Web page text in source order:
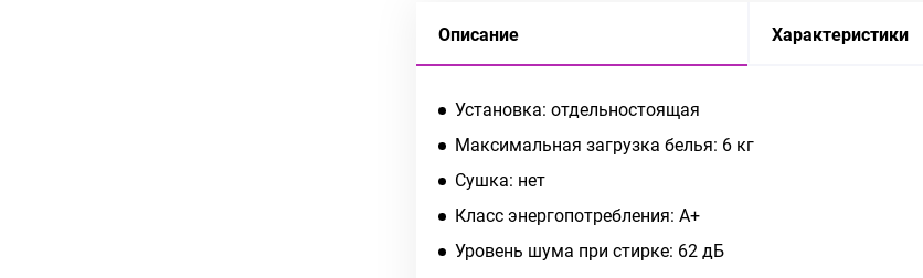
Описание Характеристики
Установка: отдельностоящая
Максимальная загрузка белья: 6 кг
Сушка: нет
Класс энергопотребления: A+
Уровень шума при стирке: 62 дБ